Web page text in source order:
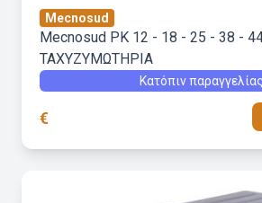
Mecnosud
Mecnosud PK 12 - 18 - 25 - 38 -
ΤΑΧΥΖΥΜΩΤΗΡΙΑ
Κατόπιν παραγγελίας
€